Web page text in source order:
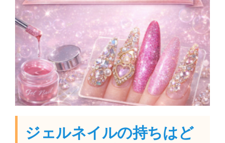
ジェルネイルの持ちはど